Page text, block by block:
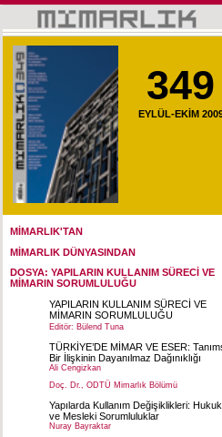
349
EYLÜL-EKİM
MİMARLIK'TAN
MİMARLIK DÜNYASINDAN
DOSYA: YAPILARIN KULLANIM SÜRECİ VE
MİMARIN SORUMLULUĞU
YAPILARIN KULLANIM SÜRECİ VE
MİMARIN SORUMLULUĞU
Editör: Bülend Tuna
TÜRKİYE’DE MİMAR VE ESER:
Bir İlişkinin Dayanılmaz Dağınıklığı
Ali Cengizkan
Doç. Dr., ODTÜ Mimarlık Bölümü
Yapılarda Kullanım Değişiklikleri:
ve Mesleki Sorumluluklar
Nuray Bayraktar